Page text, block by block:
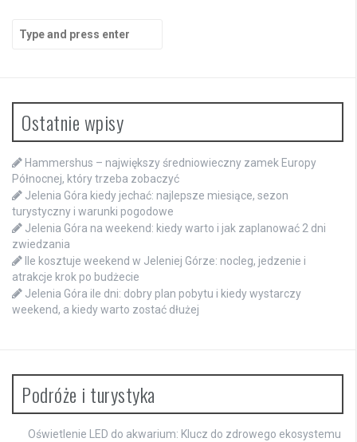
for:
Ostatnie wpisy
Hammershus – największy średniowieczny zamek Europy
Północnej, który trzeba zobaczyć
Jelenia Góra kiedy jechać: najlepsze miesiące, sezon
turystyczny i warunki pogodowe
Jelenia Góra na weekend: kiedy warto i jak zaplanować 2 dni
zwiedzania
Ile kosztuje weekend w Jeleniej Górze: nocleg, jedzenie i
atrakcje krok po budżecie
Jelenia Góra ile dni: dobry plan pobytu i kiedy wystarczy
weekend, a kiedy warto zostać dłużej
Podróże i turystyka
Oświetlenie LED do akwarium: Klucz do zdrowego ekosystemu